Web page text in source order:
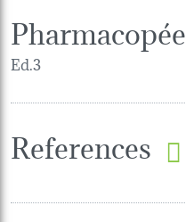
Pharmacopée
Ed.3
References